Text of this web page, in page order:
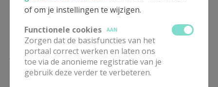
Lees meer
of om je instellingen te wijzigen.
Functionele cookies
AAN
Zorgen dat de basisfuncties van het
portaal correct werken en laten ons
toe via de anonieme registratie van je
gebruik deze verder te verbeteren.